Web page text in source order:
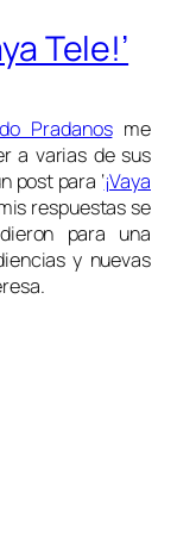
Tele!’
Pradanosme
a varias de sus
post para ‘¡Vaya
respuestas se
para una
y nuevas